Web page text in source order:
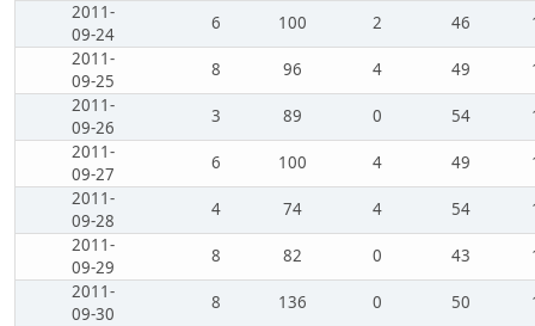
2011-
09-24
6 100 2 46
2011-
09-25
8 96 4 49
2011-
09-26
3 89 0 54
2011-
09-27
6 100 4 49
2011-
09-28
4 74 4 54
2011-
09-29
8 82 0 43
2011-
09-30
8 136 0 50